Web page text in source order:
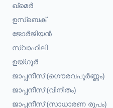
ഖ്മെർ
ഉസ്ബെക്
ജോർജിയൻ
സ്വാഹിലി
ഉയ്ഗൂർ
ജാപ്പനീസ് (ഗൌരവപൂർണ്ണം)
ജാപ്പനീസ് (വിനീതം)
ജാപ്പനീസ് (സാധാരണ രൂപം)